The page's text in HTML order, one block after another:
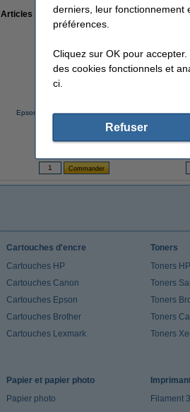
Articles populaires auprès des clients qui ont
Epson T5820 cartouche d'entretien
19,50 €
Epson
Cartouches d'encre
Cartouches HP
Cartouches Canon
Cartouches Epson
Cartouches Brother
Cartouches Lexmark
Toners
Toners HP
Toners
Toners
Toners
Toners
Papier et papier photo
Papier photo
Filament
derniers, leur fonctionnement
préférences.
Cliquez sur OK pour
des cookies fonctionnels et
ci.
Refuser